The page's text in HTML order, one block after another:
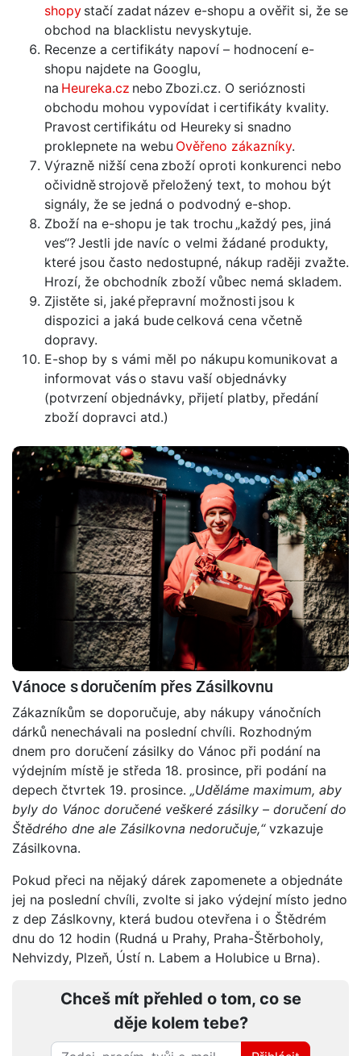
shopy stačí zadat název e-shopu a ověřit si, že se
obchod na blacklistu nevyskytuje.
Recenze a certifikáty napoví –⁠⁠⁠⁠⁠⁠ hodnocení e-
shopu najdete na Googlu,
na Heureka.cz nebo Zbozi.cz. O serióznosti
obchodu mohou vypovídat i certifikáty kvality.
Pravost certifikátu od Heureky si snadno
proklepnete na webu Ověřeno zákazníky.
Výrazně nižší cena zboží oproti konkurenci nebo
očividně strojově přeložený text, to mohou být
signály, že se jedná o podvodný e-shop.
Zboží na e-shopu je tak trochu „každý pes, jiná
ves“? Jestli jde navíc o velmi žádané produkty,
které jsou často nedostupné, nákup raději zvažte.
Hrozí, že obchodník zboží vůbec nemá skladem.
Zjistěte si, jaké přepravní možnosti jsou k
dispozici a jaká bude celková cena včetně
dopravy.
E-shop by s vámi měl po nákupu komunikovat a
informovat vás o stavu vaší objednávky
(potvrzení objednávky, přijetí platby, předání
zboží dopravci atd.)
Vánoce s doručením přes Zásilkovnu
Zákazníkům se doporučuje, aby nákupy vánočních
dárků nenechávali na poslední chvíli. Rozhodným
dnem pro doručení zásilky do Vánoc při podání na
výdejním místě je středa 18. prosince, při podání na
depech čtvrtek 19. prosince. „Uděláme maximum, aby
byly do Vánoc doručené veškeré zásilky – doručení do
Štědrého dne ale Zásilkovna nedoručuje,“vzkazuje
Zásilkovna.
Pokud přeci na nějaký dárek zapomenete a objednáte
jej na poslední chvíli, zvolte si jako výdejní místo jedno
z dep Záslkovny, která budou otevřena i o Štědrém
dnu do 12 hodin (Rudná u Prahy, Praha-Štěrboholy,
Nehvizdy, Plzeň, Ústí n. Labem a Holubice u Brna).
Chceš mít přehled o tom, co se
děje kolem tebe?